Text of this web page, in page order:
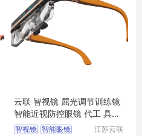
云联 智视镜 屈光调节训练镜
智能近视防控眼镜 代工 具体
洽谈
智视镜 智能眼镜
江苏云联